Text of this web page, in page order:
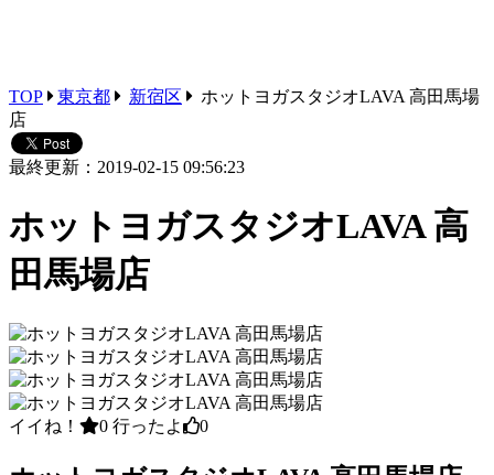
TOP 東京都 新宿区
ホットヨガスタジオLAVA 高田馬場
店
最終更新：2019-02-15 09:56:23
ホットヨガスタジオLAVA 高
田馬場店
イイね！ 0 行ったよ 0